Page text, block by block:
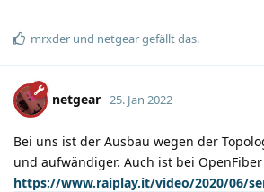
mrxder und netgeargefällt das.
netgear 25. Jan 2022
Bei uns ist der Ausbau wegen der
und aufwändiger. Auch ist bei
https://www.raiplay.it/video/2020/06/